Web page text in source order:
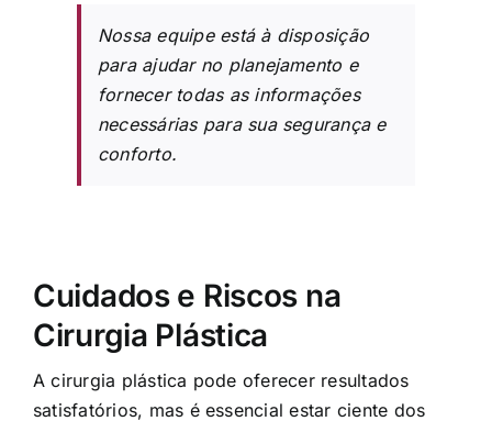
Nossa equipe está à disposição
para ajudar no planejamento e
fornecer todas as informações
necessárias para sua segurança e
conforto.
Cuidados e Riscos na
Cirurgia Plástica
A cirurgia plástica pode oferecer resultados
satisfatórios, mas é essencial estar ciente dos